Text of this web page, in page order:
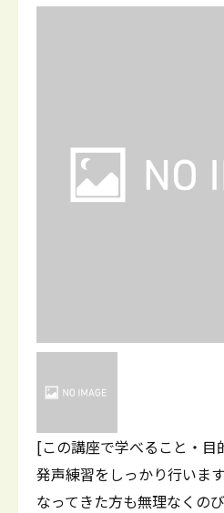
[この講座で学べること・
発声練習をしっかり行いま
なってきた方も無理なくの